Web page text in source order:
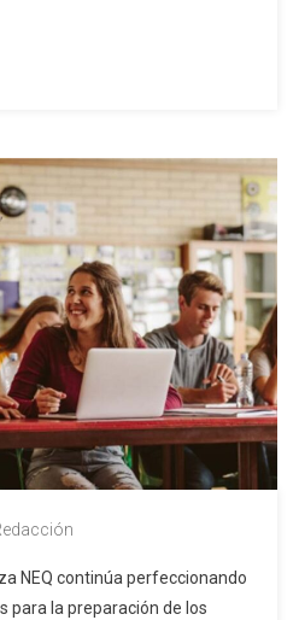
NEQ continúa perfeccionando
para la preparación de los